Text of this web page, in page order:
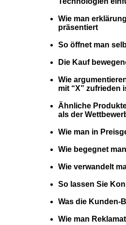
Wie man
präsentiert
So öffnet man
Die Kauf
Wie
mit “X” zufrieden
Ähnliche
als der
Wie man in
Wie begegnet
Wie verwandelt
So lassen Sie
Was die Kunden-
Wie man